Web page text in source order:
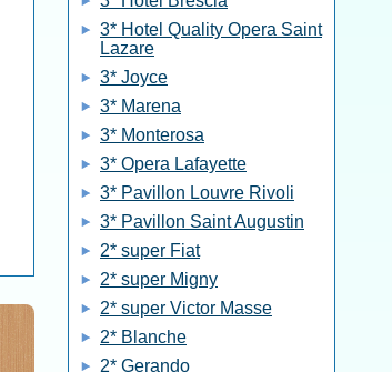
3* Hotel Quality Opera Saint
Lazare
3* Joyce
3* Marena
3* Monterosa
3* Opera Lafayette
3* Pavillon Louvre Rivoli
3* Pavillon Saint Augustin
2* super Fiat
2* super Migny
2* super Victor Masse
2* Blanche
2* Gerando